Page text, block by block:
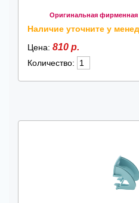
Оригинальная фирменная
Наличие уточните у
Цена: 810 р.
Количество: